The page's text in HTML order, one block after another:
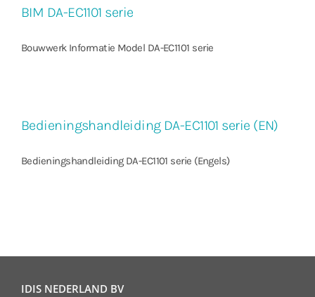
BIM DA-EC1101 serie
Bouwwerk Informatie Model DA-EC1101 serie
Bedieningshandleiding DA-EC1101 serie (EN)
Bedieningshandleiding DA-EC1101 serie (Engels)
IDIS NEDERLAND BV